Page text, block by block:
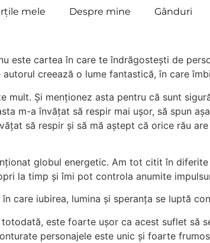
mele Despre mine Gânduri
este cartea în care te îndrăgostești de
creează o lume fantastică, în care
Și menționez asta pentru că sunt
m-a învățat să respir mai ușor, să spun
să respir și să mă aștept că orice rău
globul energetic. Am tot citit în
la timp și îmi pot controla anumite
care iubirea, lumina și speranța se luptă
este foarte ușor ca acest suflet să
personajele este unic și foarte